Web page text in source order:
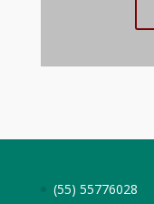
(55) 55776028